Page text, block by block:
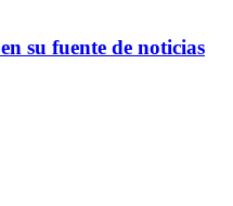
en su fuente de noticias